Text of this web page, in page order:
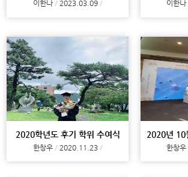
이한나 2023.03.09 이한나
2020학년도 후기 학위 수여식
한창우 2020.11.23 한창우